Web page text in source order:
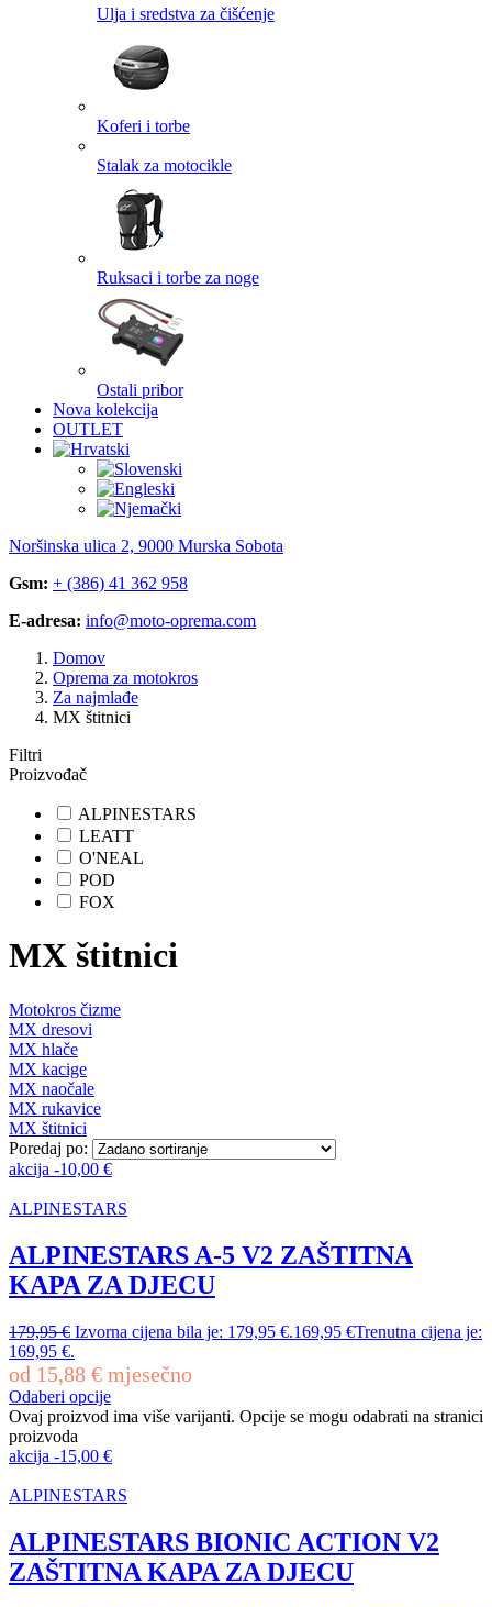
Ulja i sredstva za čišćenje
Koferi i torbe
Stalak za motocikle
Ruksaci i torbe za noge
Ostali pribor
Nova kolekcija
OUTLET
Noršinska ulica 2, 9000 Murska Sobota
Gsm: + (386) 41 362 958
E-adresa: info@moto-oprema.com
Domov
Oprema za motokros
Za najmlađe
MX štitnici
Filtri
Proizvođač
ALPINESTARS
LEATT
O'NEAL
POD
FOX
MX štitnici
Motokros čizme
MX dresovi
MX hlače
MX kacige
MX naočale
MX rukavice
MX štitnici
Poredaj po:
akcija -10,00 €
ALPINESTARS
ALPINESTARS A-5 V2 ZAŠTITNA
KAPA ZA DJECU
179,95€ Izvorna cijena bila je: 179,95 €.169,95 €Trenutna cijena je:
169,95 €.
od 15,88 € mjesečno
Odaberi opcije
Ovaj proizvod ima više varijanti. Opcije se mogu odabrati na stranici
proizvoda
akcija -15,00 €
ALPINESTARS
ALPINESTARS BIONIC ACTION V2
ZAŠTITNA KAPA ZA DJECU